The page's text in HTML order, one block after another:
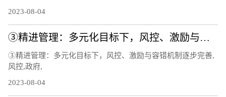
2023-08-04
③精进管理：多元化目标下，风控、激励与容错机制逐步完善
③精进管理：多元化目标下，风控、激励与容错机制逐步完善,
风控,政府,
2023-08-04